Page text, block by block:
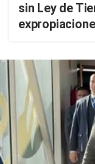
sin Ley de